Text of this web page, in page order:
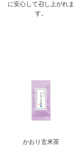
に安心して召し上がれま
す。
かおり玄米茶